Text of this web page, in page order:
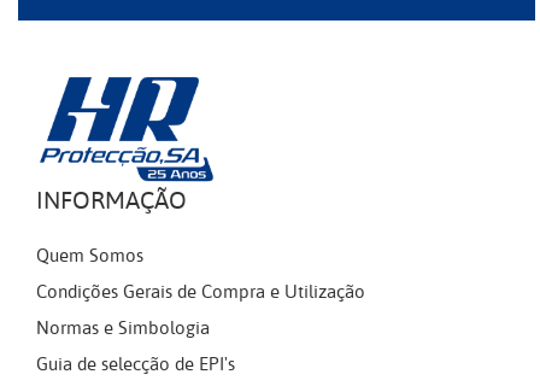
INFORMAÇÃO
Quem Somos
Condições Gerais de Compra e Utilização
Normas e Simbologia
Guia de selecção de EPI's